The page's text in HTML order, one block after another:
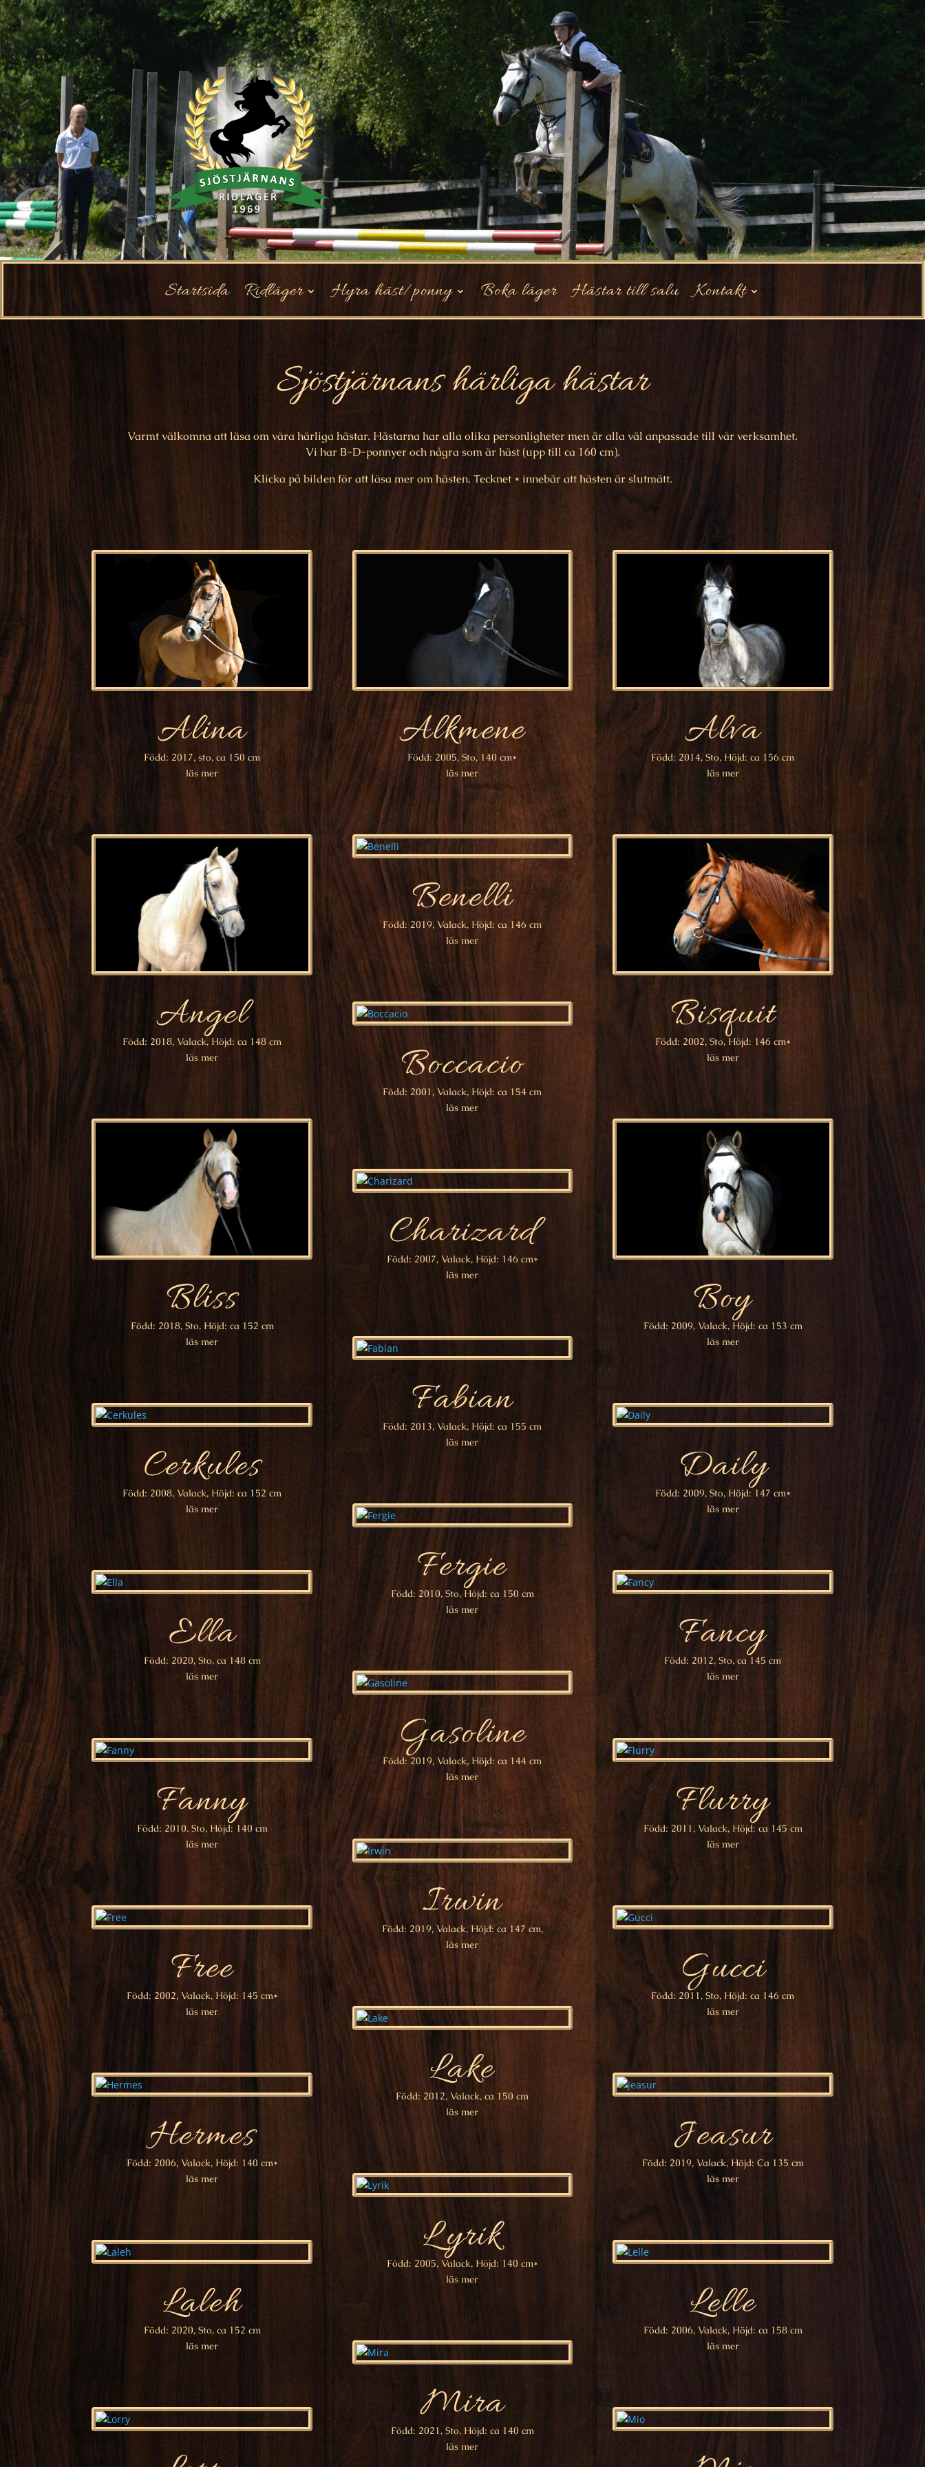
Startsida Ridläger Hyra häst/ponny Boka läger Hästar till salu Kontakt
Sjöstjärnans härliga hästar
Varmt välkomna att läsa om våra härliga hästar. Hästarna har alla olika personligheter men är alla väl anpassade till vår verksamhet.
Vi har B-D-ponnyer och några som är häst (upp till ca 160 cm).
Klicka på bilden för att läsa mer om hästen. Tecknet * innebär att hästen är slutmätt.
Alina
Född: 2017, sto, ca 150 cm
läs mer
Angel
Född: 2018, Valack, Höjd: ca 148 cm
läs mer
Bliss
Född: 2018, Sto, Höjd: ca 152 cm
läs mer
Cerkules
Född: 2008, Valack, Höjd: ca 152 cm
läs mer
Ella
Född: 2020, Sto, ca 148 cm
läs mer
Fanny
Född: 2010. Sto, Höjd: 140 cm
läs mer
Free
Född: 2002, Valack, Höjd: 145 cm*
läs mer
Hermes
Född: 2006, Valack, Höjd: 140 cm*
läs mer
Laleh
Född: 2020, Sto, ca 152 cm
läs mer
Alkmene
Född: 2005, Sto, 140 cm*
läs mer
Benelli
Född: 2019, Valack, Höjd: ca 146 cm
läs mer
Boccacio
Född: 2001, Valack, Höjd: ca 154 cm
läs mer
Charizard
Född: 2007, Valack, Höjd: 146 cm*
läs mer
Fabian
Född: 2013, Valack, Höjd: ca 155 cm
läs mer
Fergie
Född: 2010, Sto, Höjd: ca 150 cm
läs mer
Gasoline
Född: 2019, Valack, Höjd: ca 144 cm
läs mer
Irwin
Född: 2019, Valack, Höjd: ca 147 cm,
läs mer
Lake
Född: 2012, Valack, ca 150 cm
läs mer
Lyrik
Född: 2005, Valack, Höjd: 140 cm*
läs mer
Mira
Född: 2021, Sto, Höjd: ca 140 cm
läs mer
Alva
Född: 2014, Sto, Höjd: ca 156 cm
läs mer
Bisquit
Född: 2002, Sto, Höjd: 146 cm*
läs mer
Boy
Född: 2009, Valack, Höjd: ca 153 cm
läs mer
Daily
Född: 2009, Sto, Höjd: 147 cm*
läs mer
Fancy
Född: 2012, Sto, ca 145 cm
läs mer
Flurry
Född: 2011, Valack, Höjd: ca 145 cm
läs mer
Gucci
Född: 2011, Sto, Höjd: ca 146 cm
läs mer
Jeasur
Född: 2019, Valack, Höjd: Ca 135 cm
läs mer
Lelle
Född: 2006, Valack, Höjd: ca 158 cm
läs mer